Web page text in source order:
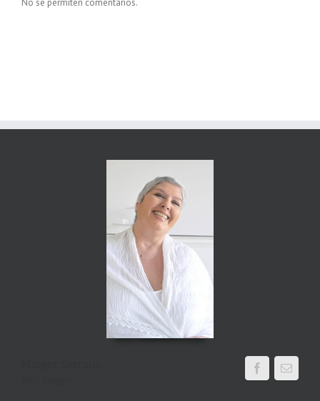
No se permiten comentarios.